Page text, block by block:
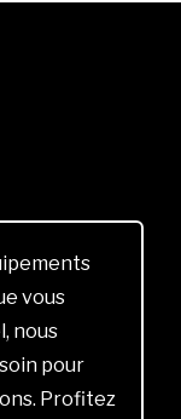
vous
nous
pour
Profitez